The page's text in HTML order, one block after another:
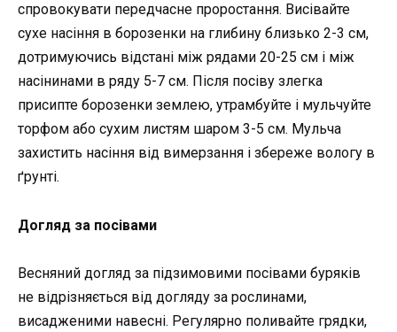
спровокувати передчасне проростання. Висівайте
сухе насіння в борозенки на глибину близько 2-3 см,
дотримуючись відстані між рядами 20-25 см і між
насінинами в ряду 5-7 см. Після посіву злегка
присипте борозенки землею, утрамбуйте і мульчуйте
торфом або сухим листям шаром 3-5 см. Мульча
захистить насіння від вимерзання і збереже вологу в
ґрунті.
Догляд за посівами
Весняний догляд за підзимовими посівами буряків
не відрізняється від догляду за рослинами,
висадженими навесні. Регулярно поливайте грядки,